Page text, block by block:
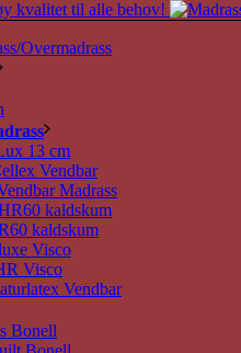
Overmadrass
13 cm
Vendbar
Madrass
kaldskum
kaldskum
Visco
Visco
Vendbar
Bonell